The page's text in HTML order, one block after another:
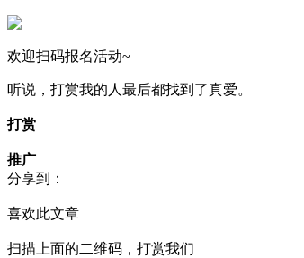
欢迎扫码报名活动~
听说，打赏我的人最后都找到了真爱。
打赏
推广
分享到：
喜欢此文章
扫描上面的二维码，打赏我们